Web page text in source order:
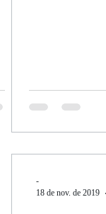
-
18 de nov. de 2019